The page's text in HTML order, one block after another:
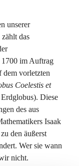
unserer
das
1700 im Auftrag
dem vorletzten
Coelestis et
Diese
des aus
Isaak
den äußerst
Wer sie wann
nicht.